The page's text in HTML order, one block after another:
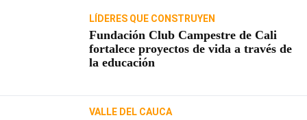
LÍDERES QUE CONSTRUYEN
Fundación Club Campestre de Cali
fortalece proyectos de vida a través de
la educación
VALLE DEL CAUCA